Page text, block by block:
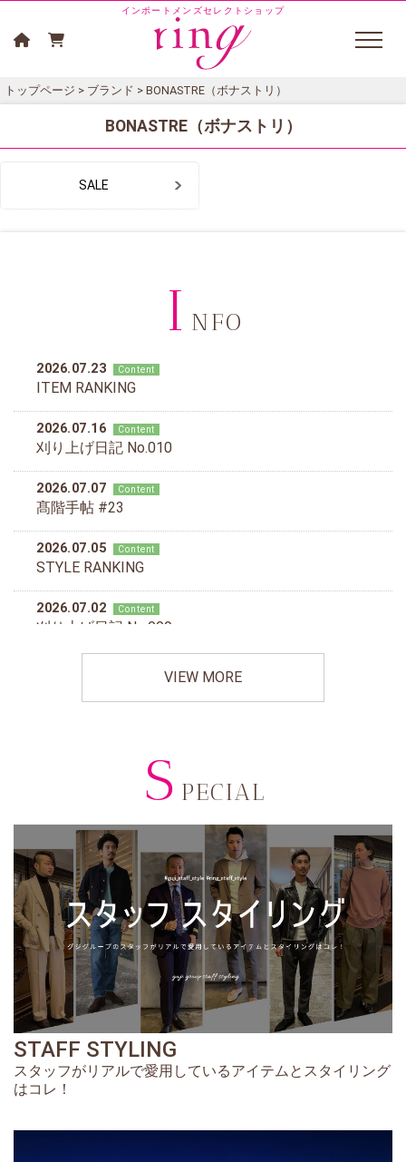
インポートメンズセレクトショップ
トップページ > ブランド > BONASTRE（ボナストリ）
BONASTRE（ボナストリ）
SALE
I NFO
VIEW MORE
S PECIAL
STAFF STYLING
スタッフがリアルで愛用しているアイテムとスタイリング
はコレ！